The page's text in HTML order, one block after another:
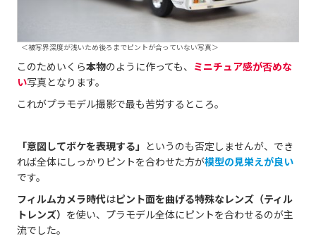
＜被写界深度が浅いため後ろまでピントが合っていない写真＞
このためいくら本物のように作っても、 ミニチュア感が否めな
い写真となります。
これがプラモデル撮影で最も苦労するところ。
「意図してボケを表現する」 というのも否定しませんが、でき
れば全体にしっかりピントを合わせた方が模型の見栄えが良い
です。
フィルムカメラ時代はピント面を曲げる特殊なレンズ（ティル
トレンズ） を使い、プラモデル全体にピントを合わせるのが主
流でした。